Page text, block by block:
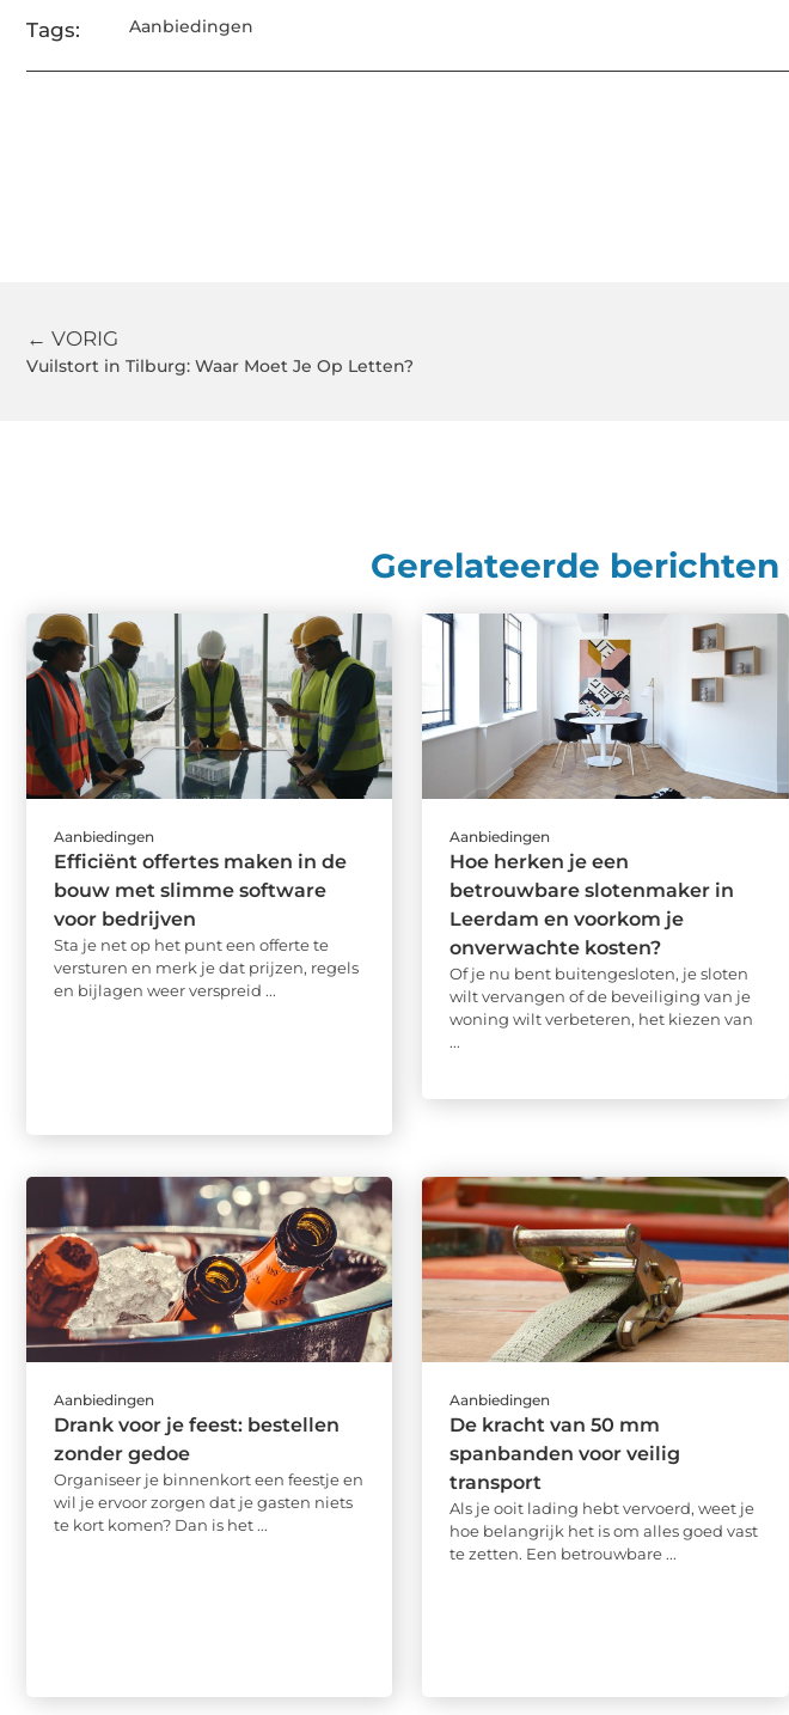
Tags: Aanbiedingen
← VORIG
Vuilstort in Tilburg: Waar Moet Je Op Letten?
Gerelateerde berichten
Aanbiedingen
Efficiënt offertes maken in de
bouw met slimme software
voor bedrijven
Sta je net op het punt een offerte te
versturen en merk je dat prijzen, regels
en bijlagen weer verspreid ...
Aanbiedingen
Hoe herken je een
betrouwbare slotenmaker in
Leerdam en voorkom je
onverwachte kosten?
Of je nu bent buitengesloten, je sloten
wilt vervangen of de beveiliging van je
woning wilt verbeteren, het kiezen van
...
Aanbiedingen
Drank voor je feest: bestellen
zonder gedoe
Organiseer je binnenkort een feestje en
wil je ervoor zorgen dat je gasten niets
te kort komen? Dan is het ...
Aanbiedingen
De kracht van 50 mm
spanbanden voor veilig
transport
Als je ooit lading hebt vervoerd, weet je
hoe belangrijk het is om alles goed vast
te zetten. Een betrouwbare ...